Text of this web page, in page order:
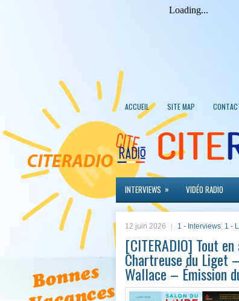
ACCUEIL SITE MAP
INTERVIEWS » VIDÉO RADIO
12 juin 2026 1 - Interviews, 1 -
[CITERADIO] Tout
Chartreuse du Liget
Wallace – Émission